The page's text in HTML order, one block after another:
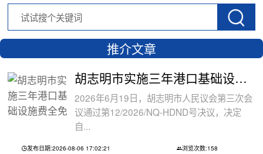
推介文章
胡志明市实施三年港口基础设施费全免政
2026年6月19日，胡志明市人民议会第三次会
议通过第12/2026/NQ-HDND号决议，决定
自...
发布日期:2026-08-06 17:02:21 浏览次数:158